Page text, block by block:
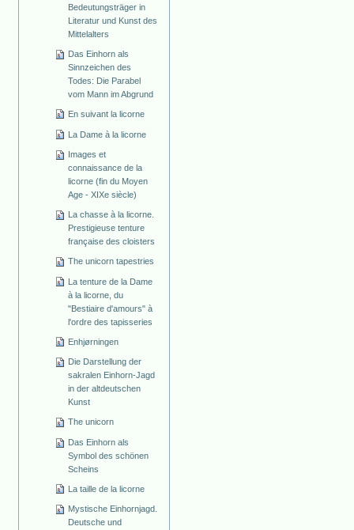
Bedeutungsträger in
Literatur und Kunst des
Mittelalters
Das Einhorn als
Sinnzeichen des
Todes: Die Parabel
vom Mann im Abgrund
En suivant la licorne
La Dame à la licorne
Images et
connaissance de la
licorne (fin du Moyen
Age - XIXe siècle)
La chasse à la licorne.
Prestigieuse tenture
française des cloisters
The unicorn tapestries
La tenture de la Dame
à la licorne, du
"Bestiaire d'amours" à
l'ordre des tapisseries
Enhjørningen
Die Darstellung der
sakralen Einhorn-Jagd
in der altdeutschen
Kunst
The unicorn
Das Einhorn als
Symbol des schönen
Scheins
La taille de la licorne
Mystische Einhornjagd.
Deutsche und